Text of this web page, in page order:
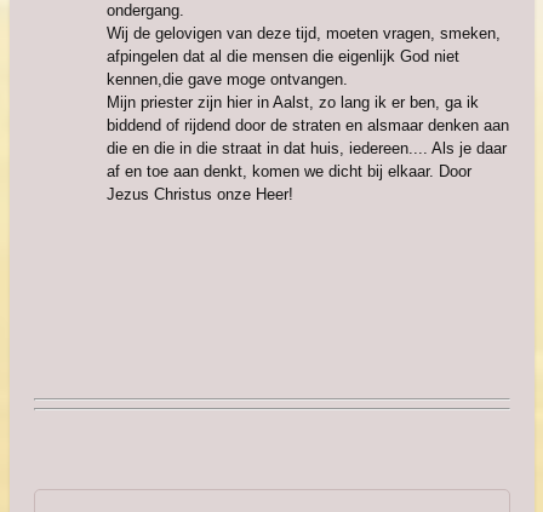
ondergang.
Wij de gelovigen van deze tijd, moeten vragen, smeken,
afpingelen dat al die mensen die eigenlijk God niet
kennen,die gave moge ontvangen.
Mijn priester zijn hier in Aalst, zo lang ik er ben, ga ik
biddend of rijdend door de straten en alsmaar denken aan
die en die in die straat in dat huis, iedereen.... Als je daar
af en toe aan denkt, komen we dicht bij elkaar. Door
Jezus Christus onze Heer!